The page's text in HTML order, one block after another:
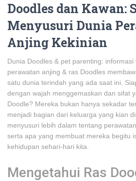
Doodles dan Kawan:
Menyusuri Dunia
Anjing Kekinian
Dunia Doodles & pet parenting: informasi
perawatan anjing & ras Doodles
satu dunia terindah yang ada saat ini.
dengan wajah menggemaskan dan sifat
Doodle? Mereka bukan hanya sekadar
menjadi bagian dari keluarga yang kian
menyusuri lebih dalam tentang
serta apa yang membuat mereka begitu
kehidupan sehari-hari kita.
Mengetahui Ras